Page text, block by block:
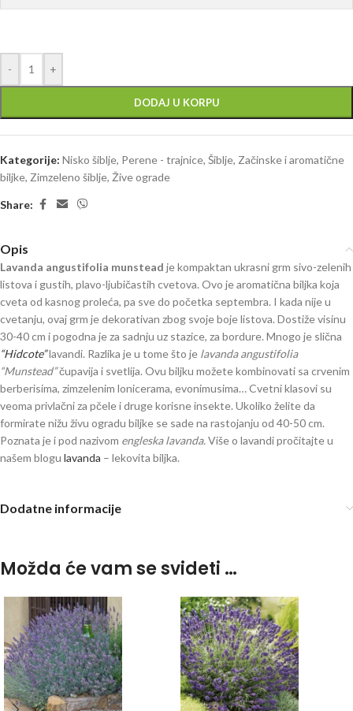
- +
DODAJ U KORPU
Kategorije: Nisko šiblje, Perene - trajnice, Šiblje, Začinske i aromatične
biljke, Zimzeleno šiblje, Žive ograde
Share:
Opis
Lavanda angustifolia munstead je kompaktan ukrasni grm sivo-zelenih
listova i gustih, plavo-ljubičastih cvetova. Ovo je aromatična biljka koja
cveta od kasnog proleća, pa sve do početka septembra. I kada nije u
cvetanju, ovaj grm je dekorativan zbog svoje boje listova. Dostiže visinu
30-40 cm i pogodna je za sadnju uz stazice, za bordure. Mnogo je slična
“Hidcote”lavandi. Razlika je u tome što je lavanda angustifolia
“Munstead”čupavija i svetlija. Ovu biljku možete kombinovati sa crvenim
berberisima, zimzelenim lonicerama, evonimusima… Cvetni klasovi su
veoma privlačni za pčele i druge korisne insekte. Ukoliko želite da
formirate nižu živu ogradu biljke se sade na rastojanju od 40-50 cm.
Poznata je i pod nazivom engleska lavanda.Više o lavandi pročitajte u
našem blogu lavanda – lekovita biljka.
Dodatne informacije
Možda će vam se svideti …